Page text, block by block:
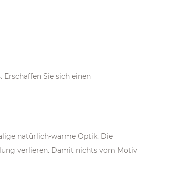
Sie sich einen
natürlich-warme Optik. Die
verlieren. Damit nichts vom Motiv